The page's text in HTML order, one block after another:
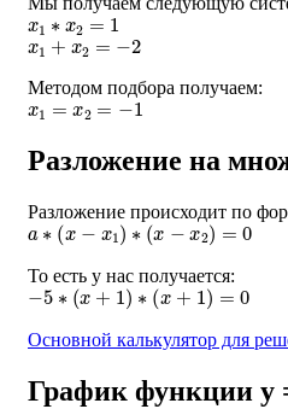
x1∗x2=1
x1 + x2 =− 2
Методом подбора получаем:
x1=x2=− 1
Разложение на
Разложение происходит по
a ∗(x−x1)∗ (x−x2)=0
То есть у нас получается:
−5∗(x+1)∗(x+1)=0
Основной калькулятор для
График функции y